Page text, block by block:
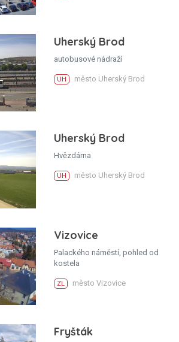
Uherský Brod
autobusové nádraží
UH město Uherský Brod
Uherský Brod
Hvězdárna
UH město Uherský Brod
Vizovice
Palackého náměstí, pohled od
kostela
ZL město Vizovice
Fryšták